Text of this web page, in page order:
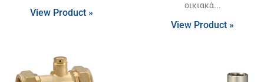
View Product »
οικιακά
View Product »